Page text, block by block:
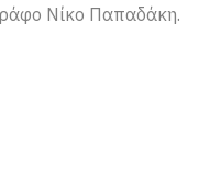
Νίκο Παπαδάκη.